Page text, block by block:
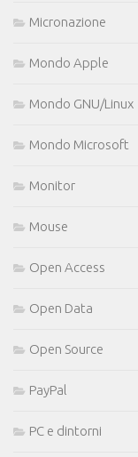
Micronazione
Mondo Apple
Mondo GNU/Linux
Mondo Microsoft
Monitor
Mouse
Open Access
Open Data
Open Source
PayPal
PC e dintorni